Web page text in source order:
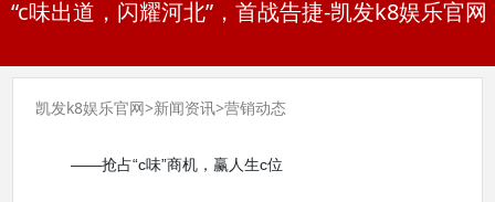
“c味出道，闪耀河北”，首战告捷-凯发k8娱乐官网
凯发k8娱乐官网>新闻资讯>营销动态
——抢占“c味”商机，赢人生c位